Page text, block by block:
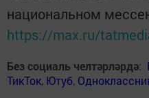
национальном
https://max.ru/
Без социаль челтәрләрдә:
ТикТок, Ютуб,